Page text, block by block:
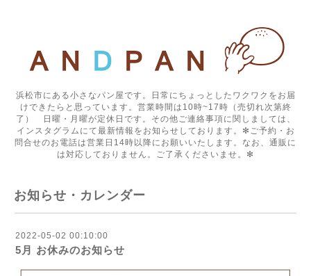
浜松市にある小さなパン屋です。日常にちょっとしたワクワクをお届
けできたらと思っています。営業時間は10時~17時（売切れ次第終
了） 日曜・月曜が定休日です。その他ご連絡事項に関しましては、
インスタグラムにて最新情報をお知らせしております。✻ご予約・お
問合せのお電話は営業日14時以降にお願いいたします。なお、通販に
は対応しておりません。ご了承くださいませ。✻
お知らせ・カレンダー
2022-05-02 00:10:00
5月 お休みのお知らせ